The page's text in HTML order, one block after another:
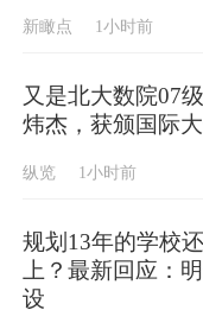
新瞰点 1小时前
又是北大数院07
炜杰，获颁国际
纵览 1小时前
规划13年的学校
上？最新回应：
设